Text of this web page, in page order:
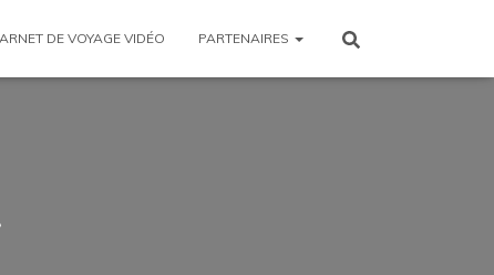
DE VOYAGE VIDÉO PARTENAIRES